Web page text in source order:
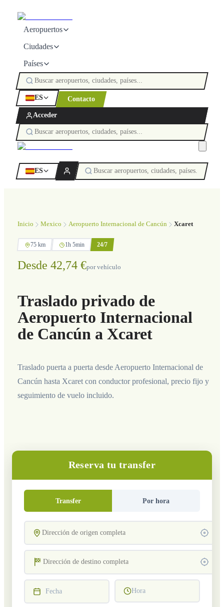
Aeropuertos
Ciudades
Países
ES Contacto
Acceder
ES
Inicio Mexico Aeropuerto Internacional de Cancún Xcaret
75 km 1h 5min 24/7
Desde 42,74 €por vehículo
Traslado privado de
Aeropuerto Internacional
de Cancún a Xcaret
Traslado puerta a puerta desde Aeropuerto Internacional de
Cancún hasta Xcaret con conductor profesional, precio fijo y
seguimiento de vuelo incluido.
Reserva tu transfer
Transfer Por hora
Fecha Hora